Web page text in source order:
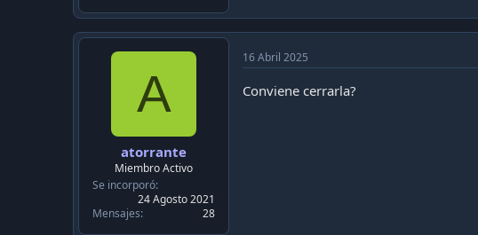
A
atorrante
Miembro Activo
Se incorporó
24 Agosto 2021
Mensajes
28
16 Abril 2025
Conviene cerrarla?